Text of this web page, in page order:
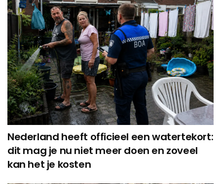
Nederland heeft officieel een watertekort:
dit mag je nu niet meer doen en zoveel
kan het je kosten